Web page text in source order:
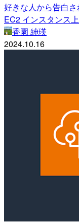
好きな人から告白
EC2 インスタンス
香園 紳瑛
2024.10.16